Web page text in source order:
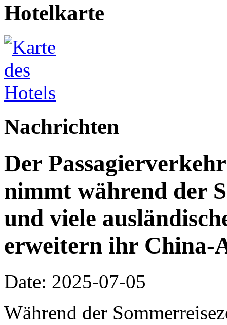
Hotelkarte
Nachrichten
Der
nimmt während der
und viele
erweitern ihr China-
Date: 2025-07-05
Während der